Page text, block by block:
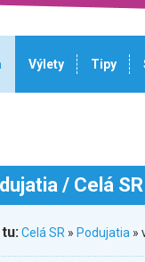
Výlety Tipy
/ Celá
Celá SR » Podujatia »